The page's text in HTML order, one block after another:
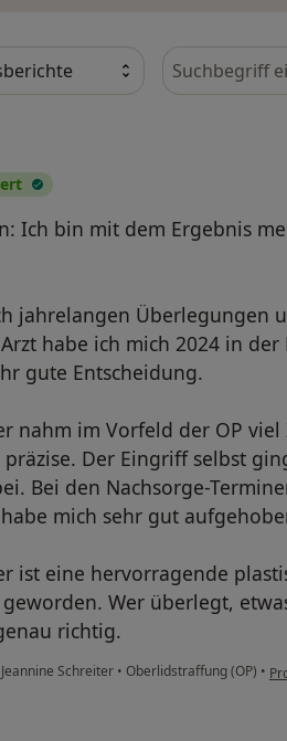
Bewertungen
Ich bin mit dem Ergebnis
jahrelangen Überlegungen
habe ich mich 2024 in der
gute Entscheidung.
nahm im Vorfeld der OP
Der Eingriff selbst
Bei den Nachsorge-
mich sehr gut
ist eine hervorragende
Wer überlegt,
richtig.
Schreiter • Oberlidstraffung (OP) •